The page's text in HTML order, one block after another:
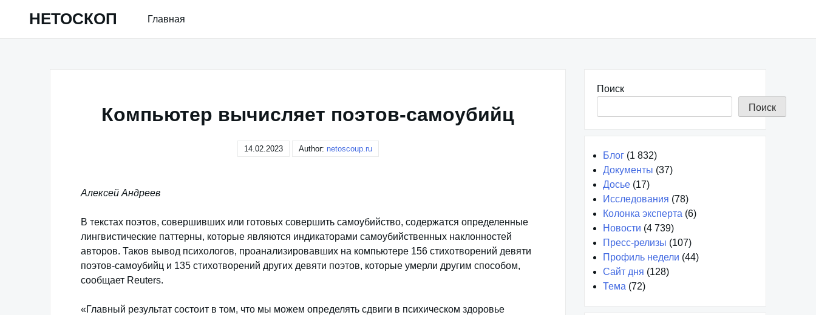
НЕТОСКОП Главная
Компьютер вычисляет поэтов-самоубийц
14.02.2023 Author: netoscoup.ru
Алексей Андреев
В текстах поэтов, совершивших или готовых совершить самоубийство, содержатся определенные
лингвистические паттерны, которые являются индикаторами самоубийственных наклонностей
авторов. Таков вывод психологов, проанализировавших на компьютере 156 стихотворений девяти
поэтов-самоубийц и 135 стихотворений других девяти поэтов, которые умерли другим способом,
сообщает Reuters.
«Главный результат состоит в том, что мы можем определять сдвиги в психическом здоровье
Поиск
Поиск
Блог (1 832)
Документы (37)
Досье (17)
Исследования (78)
Колонка эксперта (6)
Новости (4 739)
Пресс-релизы (107)
Профиль недели (44)
Сайт дня (128)
Тема (72)